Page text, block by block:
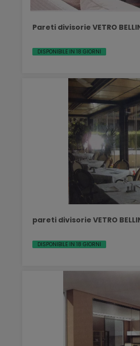
Pareti divisorie VETRO
DISPONIBILE IN 18 GIORNI
pareti divisorie VETRO
DISPONIBILE IN 18 GIORNI